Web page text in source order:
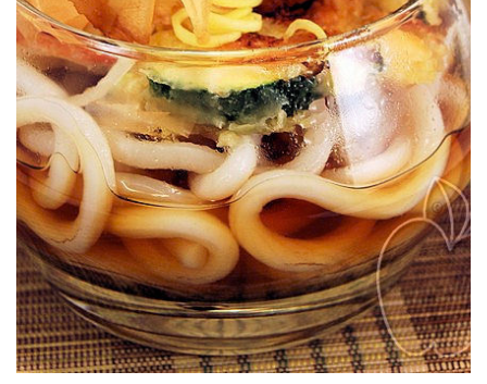
TEMPURA UDON AU POULET & AUX
LÉGUMES
Les pâtes udon sont communes au Japon où elles sont
traditionnellement mangées dans un bouillon et agrémentées de
petites garnitures. Dans le cas présent, c’est une tempura de
légumes et de poulet, la friture super aérienne japonaise.